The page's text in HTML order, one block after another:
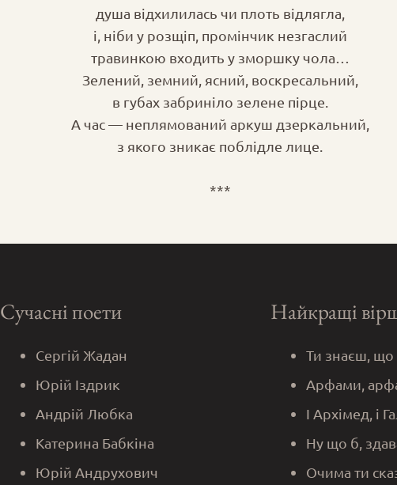
душа відхилилась чи плоть відлягла,
і, ніби у розщіп, промінчик незгаслий
травинкою входить у зморшку чола…
Зелений, земний, ясний, воскресальний,
в губах забриніло зелене пірце.
А час — неплямований аркуш дзеркальний,
з якого зникає поблідле лице.
***
Сучасні поети
Сергій Жадан
Юрій Іздрик
Андрій Любка
Катерина Бабкіна
Юрій Андрухович
Найкращі
Ти знаєш, що
Арфами,
І Архімед, і
Ну що б,
Очима ти